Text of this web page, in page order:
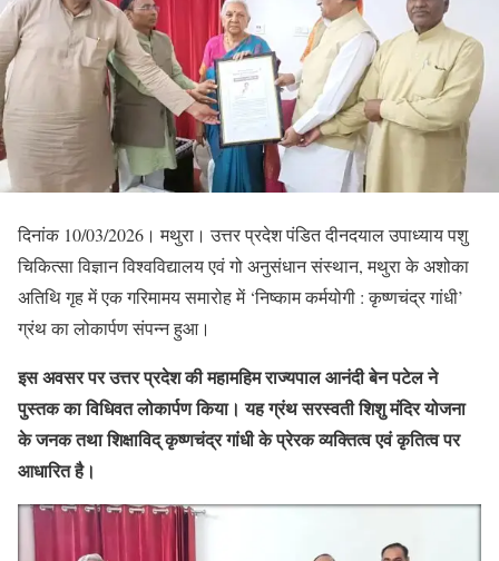
दिनांक 10/03/2026। मथुरा। उत्तर प्रदेश पंडित दीनदयाल उपाध्याय पशु
चिकित्सा विज्ञान विश्वविद्यालय एवं गो अनुसंधान संस्थान, मथुरा के अशोका
अतिथि गृह में एक गरिमामय समारोह में ‘निष्काम कर्मयोगी : कृष्णचंद्र गांधी’
ग्रंथ का लोकार्पण संपन्न हुआ।
इस अवसर पर उत्तर प्रदेश की महामहिम राज्यपाल आनंदी बेन पटेल ने
पुस्तक का विधिवत लोकार्पण किया। यह ग्रंथ सरस्वती शिशु मंदिर योजना
के जनक तथा शिक्षाविद् कृष्णचंद्र गांधी के प्रेरक व्यक्तित्व एवं कृतित्व पर
आधारित है।